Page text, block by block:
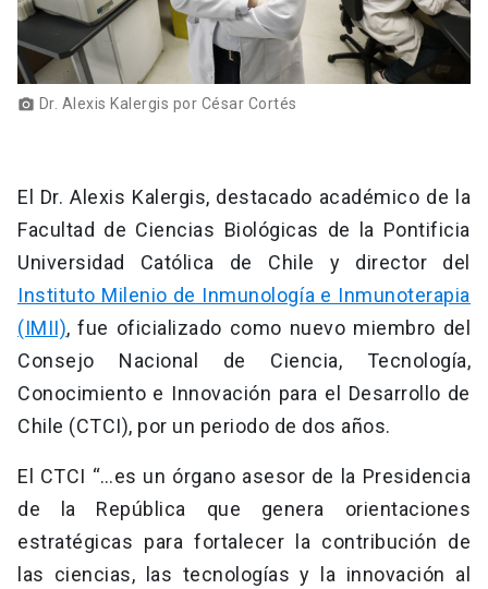
photo_camera Dr. Alexis Kalergis por César Cortés
El Dr. Alexis Kalergis, destacado académico de la
Facultad de Ciencias Biológicas de la Pontificia
Universidad Católica de Chile y director del
Instituto Milenio de Inmunología e Inmunoterapia
(IMII), fue oficializado como nuevo miembro del
Consejo Nacional de Ciencia, Tecnología,
Conocimiento e Innovación para el Desarrollo de
Chile (CTCI), por un periodo de dos años.
El CTCI “…es un órgano asesor de la Presidencia
de la República que genera orientaciones
estratégicas para fortalecer la contribución de
las ciencias, las tecnologías y la innovación al